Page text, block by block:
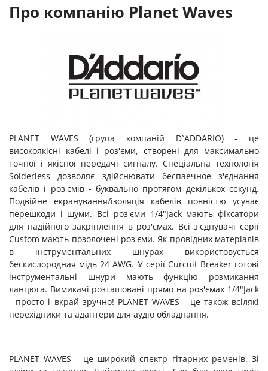
Про компанію Planet Waves
PLANET WAVES (група компаній D`ADDARIO) - це
високоякісні кабелі і роз'єми, створені для максимально
точної і якісної передачі сигналу. Спеціальна технологія
Solderless дозволяє здійснювати беспаечное з'єднання
кабелів і роз'ємів - буквально протягом декількох секунд.
Подвійне екранування/ізоляція кабелів повністю усуває
перешкоди і шуми. Всі роз'єми 1/4"Jack мають фіксатори
для надійного закріплення в роз'ємах. Всі з'єднувачі серії
Custom мають позолочені роз'єми. Як провідних матеріалів
в інструментальних шнурах використовується
бескислородная мідь 24 AWG. У серії Curcuit Breaker готові
інструментальні шнури мають функцію розмикання
ланцюга. Вимикачі розташовані прямо на роз'ємах 1/4"Jack
- просто і вкрай зручно! PLANET WAVES - це також всілякі
перехідники та адаптери для аудіо обладнання.
PLANET WAVES - це широкий спектр гітарних ременів. Зі